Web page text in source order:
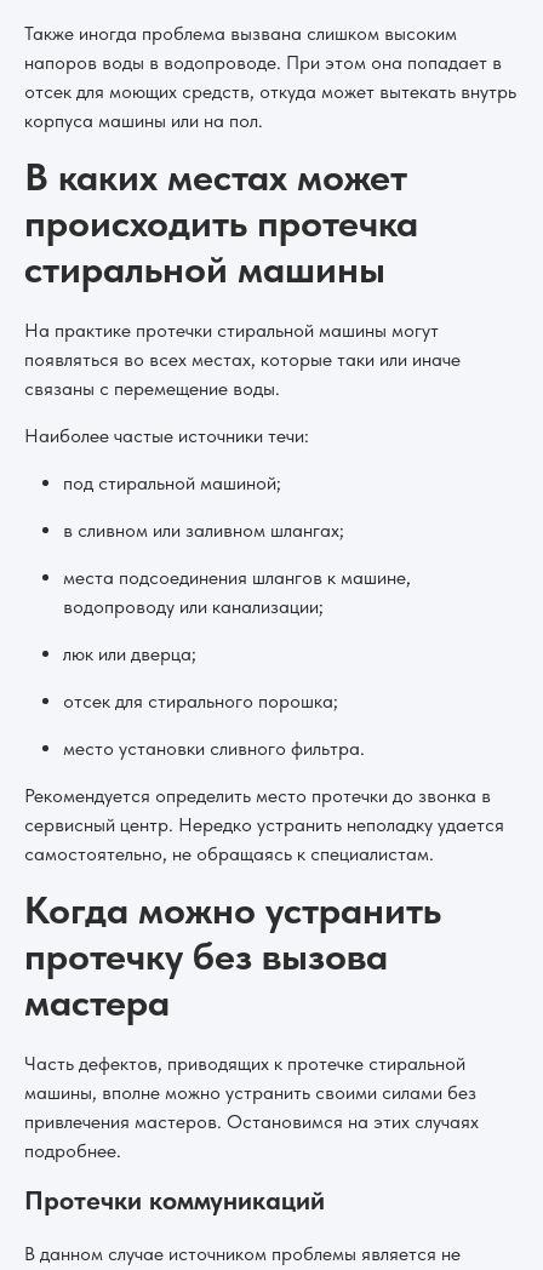
Также иногда проблема вызвана слишком высоким
напоров воды в водопроводе. При этом она попадает в
отсек для моющих средств, откуда может вытекать внутрь
корпуса машины или на пол.
В каких местах может
происходить протечка
стиральной машины
На практике протечки стиральной машины могут
появляться во всех местах, которые таки или иначе
связаны с перемещение воды.
Наиболее частые источники течи:
под стиральной машиной;
в сливном или заливном шлангах;
места подсоединения шлангов к машине,
водопроводу или канализации;
люк или дверца;
отсек для стирального порошка;
место установки сливного фильтра.
Рекомендуется определить место протечки до звонка в
сервисный центр. Нередко устранить неполадку удается
самостоятельно, не обращаясь к специалистам.
Когда можно устранить
протечку без вызова
мастера
Часть дефектов, приводящих к протечке стиральной
машины, вполне можно устранить своими силами без
привлечения мастеров. Остановимся на этих случаях
подробнее.
Протечки коммуникаций
В данном случае источником проблемы является не